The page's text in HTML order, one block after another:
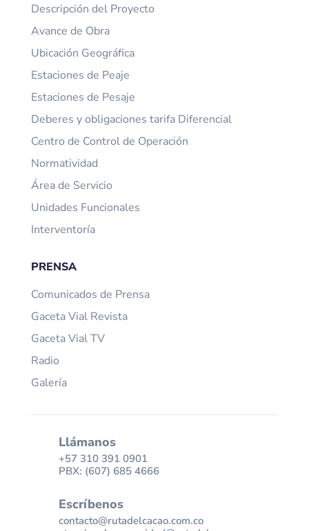
Descripción del Proyecto
Avance de Obra
Ubicación Geográfica
Estaciones de Peaje
Estaciones de Pesaje
Deberes y obligaciones tarifa Diferencial
Centro de Control de Operación
Normatividad
Área de Servicio
Unidades Funcionales
Interventoría
PRENSA
Comunicados de Prensa
Gaceta Vial Revista
Gaceta Vial TV
Radio
Galería
Llámanos
+57 310 391 0901
PBX: (607) 685 4666
Escríbenos
contacto@rutadelcacao.com.co